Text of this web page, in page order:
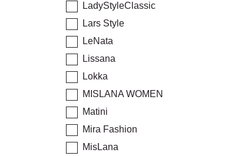
LadyStyleClassic
Lars Style
LeNata
Lissana
Lokka
MISLANA WOMEN
Matini
Mira Fashion
MisLana